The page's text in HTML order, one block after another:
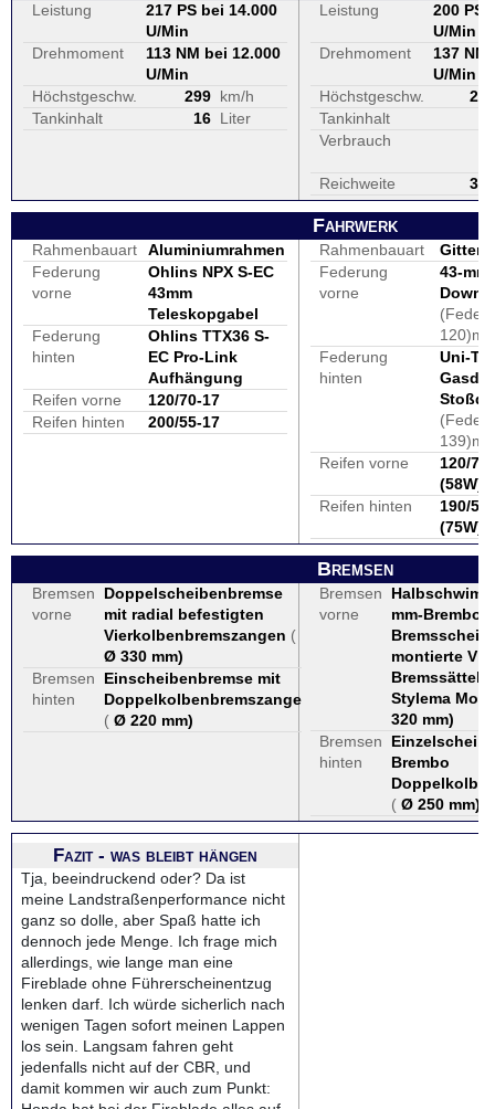
Leistung
217 PS bei 14.000
U/Min
Drehmoment
113 NM bei 12.000
U/Min
Höchstgeschw.
299 km/h
Tankinhalt
16 Liter
Leistung
200 PS
U/Min
Drehmoment
137 NM
U/Min
Höchstgeschw.
299
Tankinhalt
Verbrauch
Reichweite 333
Fahrwerk
Rahmenbauart
Aluminiumrahmen
Federung
vorne
Ohlins NPX S-EC
43mm
Teleskopgabel
Federung
hinten
Ohlins TTX36 S-
EC Pro-Link
Aufhängung
Reifen vorne
120/70-17
Reifen hinten
200/55-17
Rahmenbauart
Federung
vorne
43-
Down-
Federung
hinten
Uni-
Reifen vorne
120/
(58W)
Reifen hinten
190/
(75W)
Bremsen
Bremsen
vorne
Doppelscheibenbremse
mit radial befestigten
Vierkolbenbremszangen (
Ø 330 mm)
Bremsen
hinten
Einscheibenbremse mit
Doppelkolbenbremszange
( Ø 220 mm)
Bremsen
vorne
mm-Brembo-
montierte
Bremssättel,
Stylema
320 mm)
Bremsen
hinten
Brembo
( Ø 250 mm)
Fazit - was bleibt hängen
Tja, beeindruckend oder? Da ist
meine Landstraßenperformance nicht
ganz so dolle, aber Spaß hatte ich
dennoch jede Menge. Ich frage mich
allerdings, wie lange man eine
Fireblade ohne Führerscheinentzug
lenken darf. Ich würde sicherlich nach
wenigen Tagen sofort meinen Lappen
los sein. Langsam fahren geht
jedenfalls nicht auf der CBR, und
damit kommen wir auch zum Punkt: